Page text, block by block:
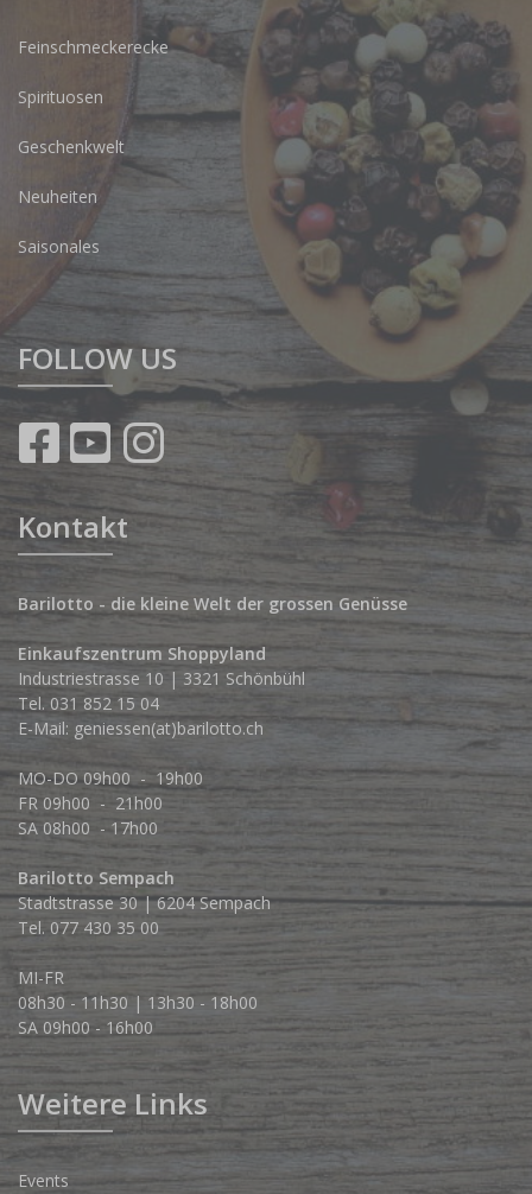
Feinschmeckerecke
Spirituosen
Geschenkwelt
Neuheiten
Saisonales
FOLLOW US
Kontakt
Barilotto - die kleine Welt der grossen Genüsse
Einkaufszentrum Shoppyland
Industriestrasse 10 | 3321 Schönbühl
Tel. 031 852 15 04
E-Mail: geniessen(at)barilotto.ch
MO-DO 09h00 - 19h00
FR 09h00 - 21h00
SA 08h00 - 17h00
Barilotto Sempach
Stadtstrasse 30 | 6204 Sempach
Tel. 077 430 35 00
MI-FR
08h30 - 11h30 | 13h30 - 18h00
SA 09h00 - 16h00
Weitere Links
Events